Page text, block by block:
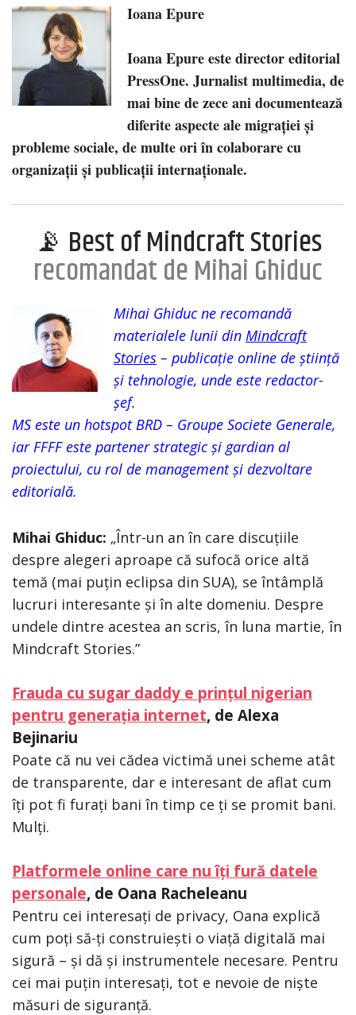
Ioana Epure
Ioana Epure este director editorial
PressOne. Jurnalist multimedia, de
mai bine de zece ani documentează
diferite aspecte ale migrației și
probleme sociale, de multe ori în colaborare cu
organizații și publicații internaționale.
📡 Best of Mindcraft Stories
recomandat de Mihai Ghiduc
Mihai Ghiduc ne recomandă
materialele lunii din Mindcraft
Stories – publicație online de știință
și tehnologie, unde este redactor-
șef.
MS este un hotspot BRD – Groupe Societe Generale,
iar FFFF este partener strategic și gardian al
proiectului, cu rol de management și dezvoltare
editorială.
Mihai Ghiduc: „Într-un an în care discuțiile
despre alegeri aproape că sufocă orice altă
temă (mai puțin eclipsa din SUA), se întâmplă
lucruri interesante și în alte domeniu. Despre
undele dintre acestea an scris, în luna martie, în
Mindcraft Stories.”
Frauda cu sugar daddy e prințul nigerian
pentru generația internet, de Alexa
Bejinariu
Poate că nu vei cădea victimă unei scheme atât
de transparente, dar e interesant de aflat cum
îți pot fi furați bani în timp ce ți se promit bani.
Mulți.
Platformele online care nu îți fură datele
personale, de Oana Racheleanu
Pentru cei interesați de privacy, Oana explică
cum poți să-ți construiești o viață digitală mai
sigură – și dă și instrumentele necesare. Pentru
cei mai puțin interesați, tot e nevoie de niște
măsuri de siguranță.